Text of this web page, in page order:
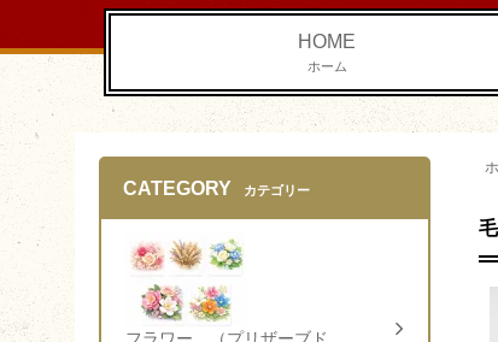
HOME
ホーム
CATEGORY カテゴリー